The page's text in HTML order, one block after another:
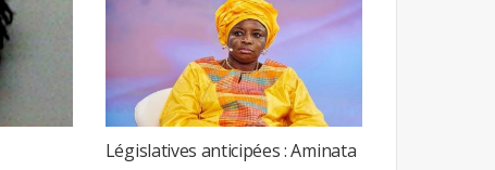
Législatives anticipées : Aminata